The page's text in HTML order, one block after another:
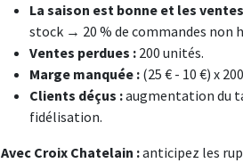
La saison est bonne et les
stock → 20 % de commandes non
Ventes perdues : 200 unités.
Marge manquée : (25 € - 10 €) x
Clients déçus :augmentation du
fidélisation.
Avec Croix Chatelain :anticipez les